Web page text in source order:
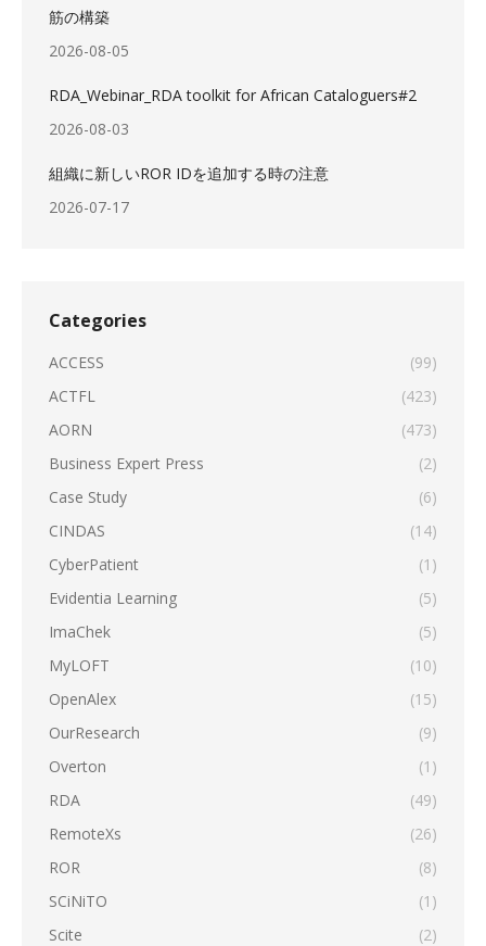
筋の構築
2026-08-05
RDA_Webinar_RDA toolkit for African Cataloguers#2
2026-08-03
組織に新しいROR IDを追加する時の注意
2026-07-17
Categories
ACCESS
(99)
ACTFL
(423)
AORN
(473)
Business Expert Press
(2)
Case Study
(6)
CINDAS
(14)
CyberPatient
(1)
Evidentia Learning
(5)
ImaChek
(5)
MyLOFT
(10)
OpenAlex
(15)
OurResearch
(9)
Overton
(1)
RDA
(49)
RemoteXs
(26)
ROR
(8)
SCiNiTO
(1)
Scite
(2)